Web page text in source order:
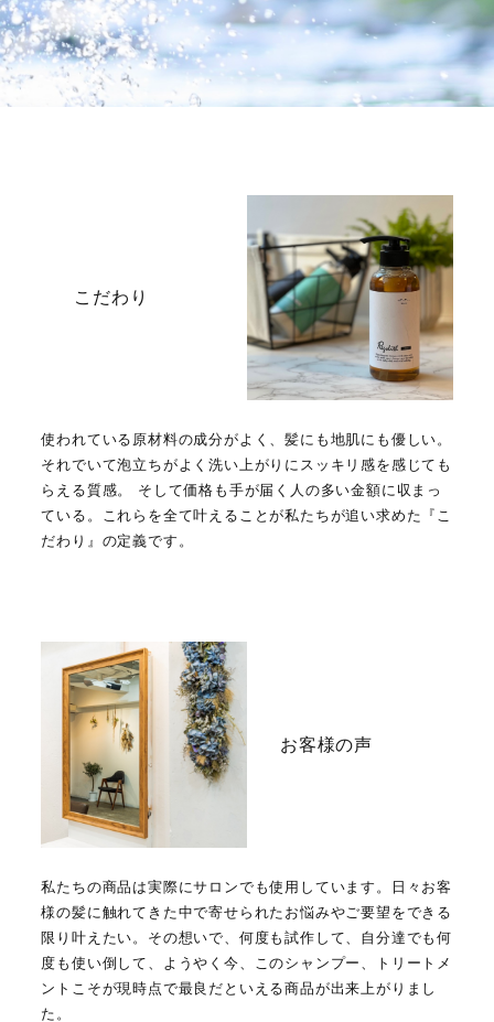
こだわり
使われている原材料の成分がよく、髪にも地肌にも優しい。
それでいて泡立ちがよく洗い上がりにスッキリ感を感じても
らえる質感。 そして価格も手が届く人の多い金額に収まっ
ている。これらを全て叶えることが私たちが追い求めた『こ
だわり』の定義です。
お客様の声
私たちの商品は実際にサロンでも使用しています。日々お客
様の髪に触れてきた中で寄せられたお悩みやご要望をできる
限り叶えたい。その想いで、何度も試作して、自分達でも何
度も使い倒して、ようやく今、このシャンプー、トリートメ
ントこそが現時点で最良だといえる商品が出来上がりまし
た。